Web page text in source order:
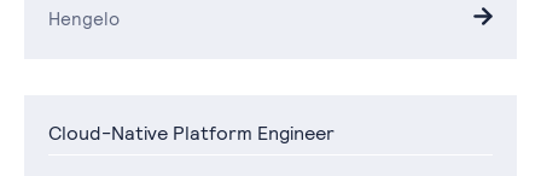
Hengelo
Cloud-Native Platform Engineer